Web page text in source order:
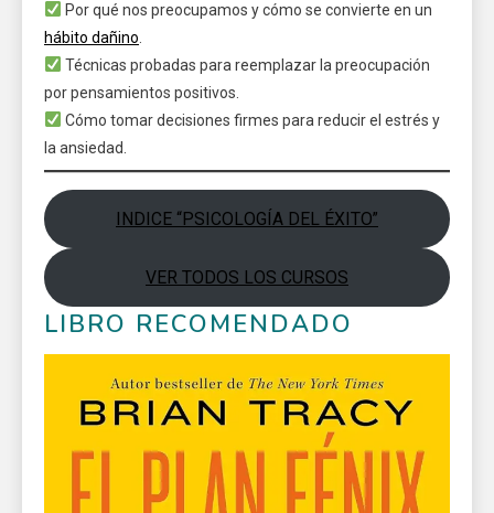
Por qué nos preocupamos y cómo se convierte en un
hábito dañino
Técnicas probadas para reemplazar la preocupación
por pensamientos positivos.
Cómo tomar decisiones firmes para reducir el estrés y
la ansiedad.
INDICE “PSICOLOGÍA DEL ÉXITO”
VER TODOS LOS CURSOS
LIBRO RECOMENDADO